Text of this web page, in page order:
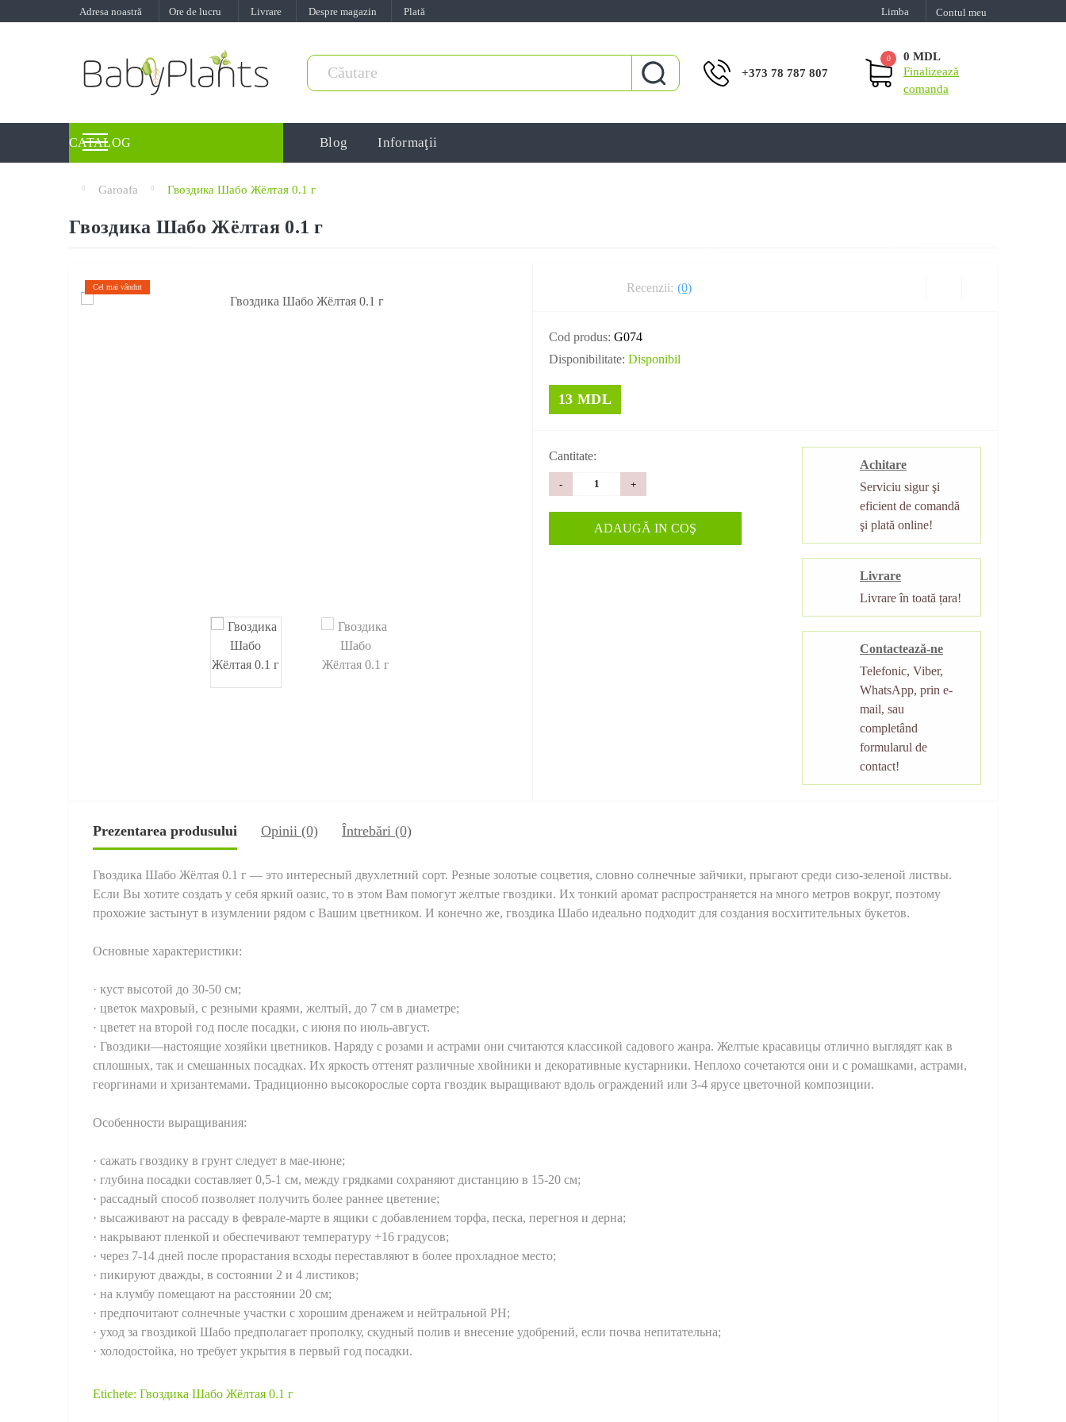
Adresa noastră Ore de lucru Livrare Despre magazin Plată Limba Contul meu
+373 78 787 807
0
0 MDL
Finalizează
comanda
CATALOG Blog Informaţii
Garoafa Гвоздика Шабо Жёлтая 0.1 г
Гвоздика Шабо Жёлтая 0.1 г
Cel mai vândut Recenzii: (0)
Cod produs: G074
Disponibilitate: Disponibil
13 MDL
Cantitate:
- +
ADAUGĂ IN COŞ
Achitare
Serviciu sigur şi
eficient de comandă
şi plată online!
Livrare
Livrare în toată țara!
Contactează-ne
Telefonic, Viber,
WhatsApp, prin e-
mail, sau
completând
formularul de
contact!
Prezentarea produsului Opinii (0) Întrebări (0)
Гвоздика Шабо Жёлтая 0.1 г — это интересный двухлетний сорт. Резные золотые соцветия, словно солнечные зайчики, прыгают среди сизо-зеленой листвы.
Если Вы хотите создать у себя яркий оазис, то в этом Вам помогут желтые гвоздики. Их тонкий аромат распространяется на много метров вокруг, поэтому
прохожие застынут в изумлении рядом с Вашим цветником. И конечно же, гвоздика Шабо идеально подходит для создания восхитительных букетов.
Основные характеристики:
· куст высотой до 30-50 см;
· цветок махровый, с резными краями, желтый, до 7 см в диаметре;
· цветет на второй год после посадки, с июня по июль-август.
· Гвоздики—настоящие хозяйки цветников. Наряду с розами и астрами они считаются классикой садового жанра. Желтые красавицы отлично выглядят как в
сплошных, так и смешанных посадках. Их яркость оттенят различные хвойники и декоративные кустарники. Неплохо сочетаются они и с ромашками, астрами,
георгинами и хризантемами. Традиционно высокорослые сорта гвоздик выращивают вдоль ограждений или 3-4 ярусе цветочной композиции.
Особенности выращивания:
· сажать гвоздику в грунт следует в мае-июне;
· глубина посадки составляет 0,5-1 см, между грядками сохраняют дистанцию в 15-20 см;
· рассадный способ позволяет получить более раннее цветение;
· высаживают на рассаду в феврале-марте в ящики с добавлением торфа, песка, перегноя и дерна;
· накрывают пленкой и обеспечивают температуру +16 градусов;
· через 7-14 дней после прорастания всходы переставляют в более прохладное место;
· пикируют дважды, в состоянии 2 и 4 листиков;
· на клумбу помещают на расстоянии 20 см;
· предпочитают солнечные участки с хорошим дренажем и нейтральной РН;
· уход за гвоздикой Шабо предполагает прополку, скудный полив и внесение удобрений, если почва непитательна;
· холодостойка, но требует укрытия в первый год посадки.
Etichete: Гвоздика Шабо Жёлтая 0.1 г